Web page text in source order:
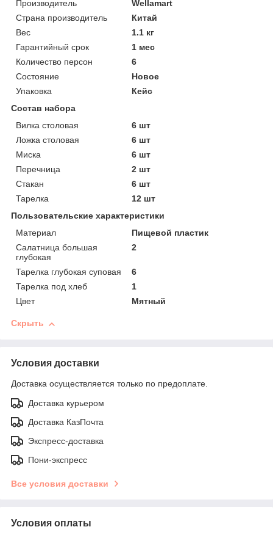
Производитель
Wellamart
Страна производитель
Китай
Вес
1.1 кг
Гарантийный срок
1 мес
Количество персон
6
Состояние
Новое
Упаковка
Кейс
Состав набора
Вилка столовая
6 шт
Ложка столовая
6 шт
Миска
6 шт
Перечница
2 шт
Стакан
6 шт
Тарелка
12 шт
Пользовательские характеристики
Материал
Пищевой пластик
Салатница большая
глубокая
2
Тарелка глубокая суповая
6
Тарелка под хлеб
1
Цвет
Мятный
Скрыть
Условия доставки
Доставка осуществляется только по предоплате.
Доставка курьером
Доставка КазПочта
Экспресс-доставка
Пони-экспресс
Все условия доставки
Условия оплаты